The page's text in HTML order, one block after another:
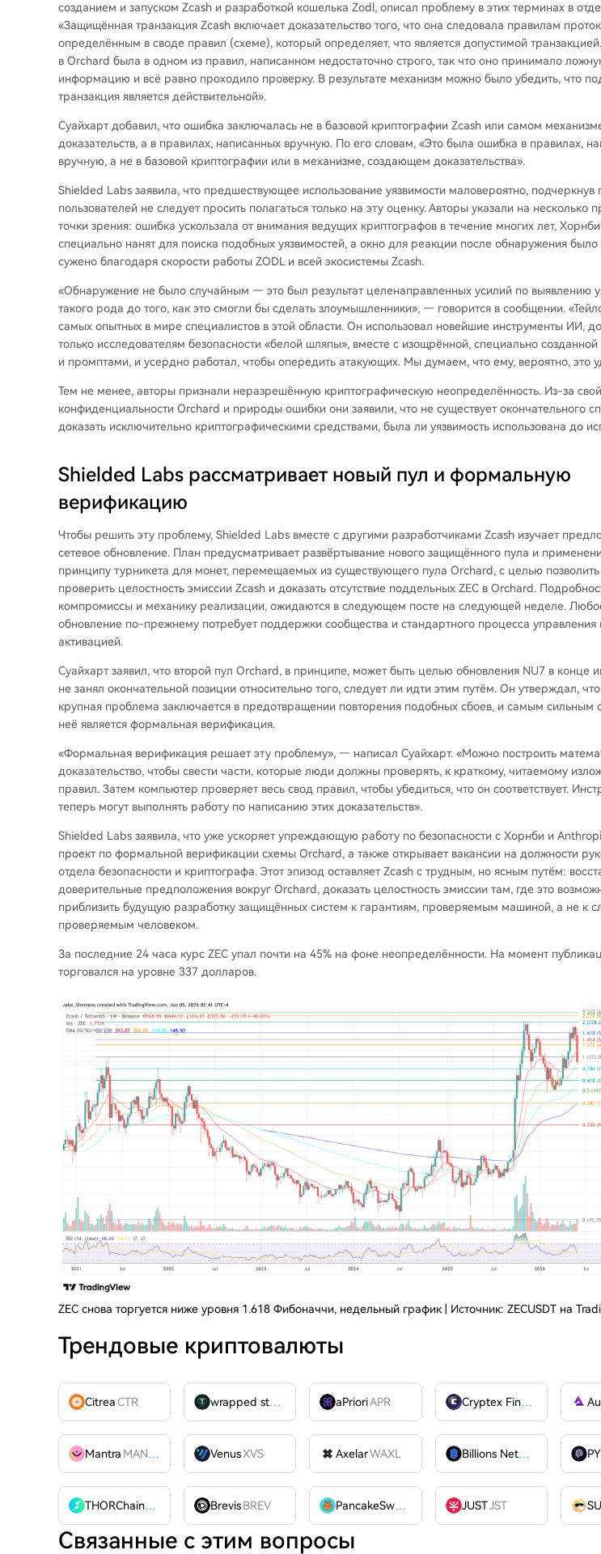
созданием и запуском Zcash и разработкой кошелька Zodl, описал проблему в этих терминах в
«Защищённая транзакция Zcash включает доказательство того, что она следовала правилам
определённым в своде правил (схеме), который определяет, что является допустимой
в Orchard была в одном из правил, написанном недостаточно строго, так что оно принимало
информацию и всё равно проходило проверку. В результате механизм можно было убедить, что
транзакция является действительной».
Суайхарт добавил, что ошибка заключалась не в базовой криптографии Zcash или самом
доказательств, а в правилах, написанных вручную. По его словам, «Это была ошибка в правилах,
вручную, а не в базовой криптографии или в механизме, создающем доказательства».
Shielded Labs заявила, что предшествующее использование уязвимости маловероятно, подчеркнув
пользователей не следует просить полагаться только на эту оценку. Авторы указали на несколько
точки зрения: ошибка ускользала от внимания ведущих криптографов в течение многих лет,
специально нанят для поиска подобных уязвимостей, а окно для реакции после обнаружения было
сужено благодаря скорости работы ZODL и всей экосистемы Zcash.
«Обнаружение не было случайным — это был результат целенаправленных усилий по выявлению
такого рода до того, как это смогли бы сделать злоумышленники», — говорится в сообщении.
самых опытных в мире специалистов в этой области. Он использовал новейшие инструменты ИИ,
только исследователям безопасности «белой шляпы», вместе с изощрённой, специально
и промптами, и усердно работал, чтобы опередить атакующих. Мы думаем, что ему, вероятно, это
Тем не менее, авторы признали неразрешённую криптографическую неопределённость. Из-за
конфиденциальности Orchard и природы ошибки они заявили, что не существует окончательного
доказать исключительно криптографическими средствами, была ли уязвимость использована до
Shielded Labs рассматривает новый пул и формальную
верификацию
Чтобы решить эту проблему, Shielded Labs вместе с другими разработчиками Zcash изучает
сетевое обновление. План предусматривает развёртывание нового защищённого пула и
принципу турникета для монет, перемещаемых из существующего пула Orchard, с целью
проверить целостность эмиссии Zcash и доказать отсутствие поддельных ZEC в Orchard.
компромиссы и механику реализации, ожидаются в следующем посте на следующей неделе.
обновление по-прежнему потребует поддержки сообщества и стандартного процесса управления
активацией.
Суайхарт заявил, что второй пул Orchard, в принципе, может быть целью обновления NU7 в конце
не занял окончательной позиции относительно того, следует ли идти этим путём. Он утверждал,
крупная проблема заключается в предотвращении повторения подобных сбоев, и самым сильным
неё является формальная верификация.
«Формальная верификация решает эту проблему», — написал Суайхарт. «Можно построить
доказательство, чтобы свести части, которые люди должны проверять, к краткому, читаемому
правил. Затем компьютер проверяет весь свод правил, чтобы убедиться, что он соответствует.
теперь могут выполнять работу по написанию этих доказательств».
Shielded Labs заявила, что уже ускоряет упреждающую работу по безопасности с Хорнби и
проект по формальной верификации схемы Orchard, а также открывает вакансии на должности
отдела безопасности и криптографа. Этот эпизод оставляет Zcash с трудным, но ясным путём:
доверительные предположения вокруг Orchard, доказать целостность эмиссии там, где это
приблизить будущую разработку защищённых систем к гарантиям, проверяемым машиной, а не к
проверяемым человеком.
За последние 24 часа курс ZEC упал почти на 45% на фоне неопределённости. На момент
торговался на уровне 337 долларов.
ZEC снова торгуется ниже уровня 1.618 Фибоначчи, недельный график | Источник: ZECUSDT на
Трендовые криптовалюты
CitreaCTR wrapped stUSDT WSTUSDTaPrioriAPR Cryptex Finance
Mantra MANTRA VenusXVS AxelarWAXL Billions Network
THORChain
RUNE BrevisBREV PancakeSwap JUSTJST
Связанные с этим вопросы